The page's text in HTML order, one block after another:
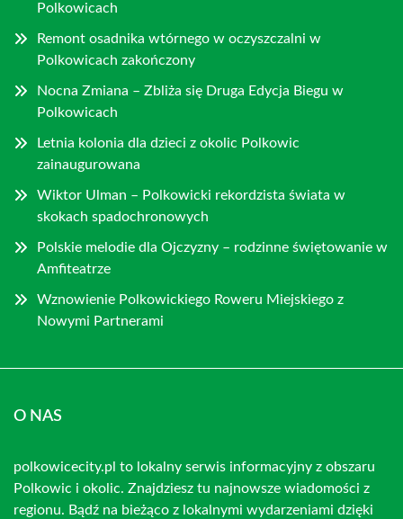
Polkowicach
Remont osadnika wtórnego w oczyszczalni w
Polkowicach zakończony
Nocna Zmiana – Zbliża się Druga Edycja Biegu w
Polkowicach
Letnia kolonia dla dzieci z okolic Polkowic
zainaugurowana
Wiktor Ulman – Polkowicki rekordzista świata w
skokach spadochronowych
Polskie melodie dla Ojczyzny – rodzinne świętowanie w
Amfiteatrze
Wznowienie Polkowickiego Roweru Miejskiego z
Nowymi Partnerami
O NAS
polkowicecity.pl to lokalny serwis informacyjny z obszaru
Polkowic i okolic. Znajdziesz tu najnowsze wiadomości z
regionu. Bądź na bieżąco z lokalnymi wydarzeniami dzięki